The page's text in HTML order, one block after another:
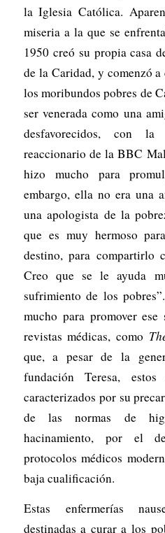
la Iglesia Católica.
miseria a la que se
1950 creó su propia casa
de la Caridad, y comenzó
los moribundos pobres de
ser venerada como una
desfavorecidos, con
reaccionario de la BBC
hizo mucho para
embargo, ella no era una
una apologista de la
que es muy hermoso
destino, para compartirlo
Creo que se le ayuda
sufrimiento de los
mucho para promover ese
revistas médicas, como
que, a pesar de la
fundación Teresa,
caracterizados por su
de las normas de
hacinamiento, por el
protocolos médicos
baja cualificación.
Estas enfermerías
destinadas a curar a los